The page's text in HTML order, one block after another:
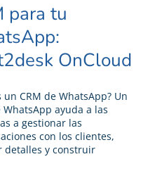
para tu
OnCloud
un CRM de WhatsApp? Un
WhatsApp ayuda a las
a gestionar las
con los clientes,
detalles y construir